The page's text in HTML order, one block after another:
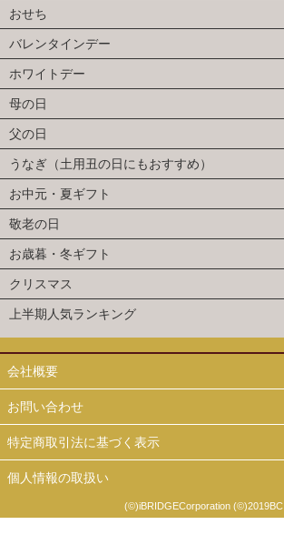
おせち
バレンタインデー
ホワイトデー
母の日
父の日
うなぎ（土用丑の日にもおすすめ）
お中元・夏ギフト
敬老の日
お歳暮・冬ギフト
クリスマス
上半期人気ランキング
会社概要
お問い合わせ
特定商取引法に基づく表示
個人情報の取扱い
(©)iBRIDGECorporation (©)2019BC